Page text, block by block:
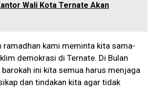
Wali Kota Ternate Akan
ramadhan kami meminta kita sama-
demokrasi di Ternate. Di Bulan
barokah ini kita semua harus menjaga
dan tindakan kita agar tidak